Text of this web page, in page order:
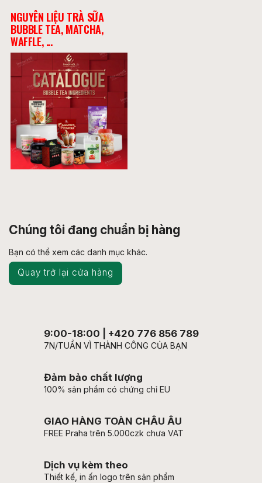
NGUYÊN LIỆU TRÀ SỮA
BUBBLE TEA, MATCHA,
WAFFLE, ...
Chúng tôi đang chuẩn bị hàng
Bạn có thể xem các danh mục khác.
Quay trở lại cửa hàng
9:00-18:00 | +420 776 856 789
7N/TUẦN VÌ THÀNH CÔNG CỦA BẠN
Đảm bảo chất lượng
100% sản phẩm có chứng chỉ EU
GIAO HÀNG TOÀN CHÂU ÂU
FREE Praha trên 5.000czk chưa VAT
Dịch vụ kèm theo
Thiết kế, in ấn logo trên sản phẩm